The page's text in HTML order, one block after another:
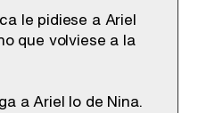
le pidiese a Ariel
que volviese a la
a Ariel lo de Nina.